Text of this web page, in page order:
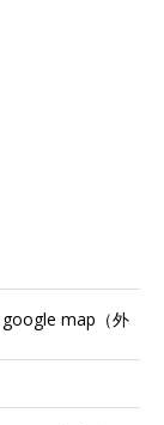
google map （外